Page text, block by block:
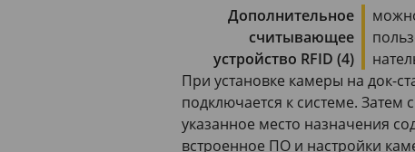
Дополнительное
считывающее
устройство RFID (4)
При установке камеры на док-
подключается к системе.
указанное место назначения
встроенное ПО и настройки